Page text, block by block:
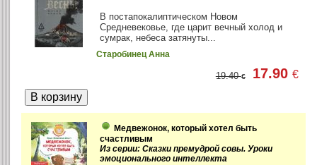
В постапокалиптическом Новом
Средневековье, где царит вечный холод и
сумрак, небеса затянуты...
Старобинец Анна
19.40€ 17.90€
Медвежонок, который хотел быть
счастливым
Из серии: Сказки премудрой совы. Уроки
эмоционального интеллекта